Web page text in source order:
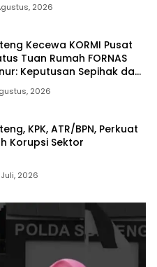
2026
Kecewa KORMI Pusat
Tuan Rumah FORNAS
Keputusan Sepihak dan
2026
KPK, ATR/BPN, Perkuat
Korupsi Sektor
2026